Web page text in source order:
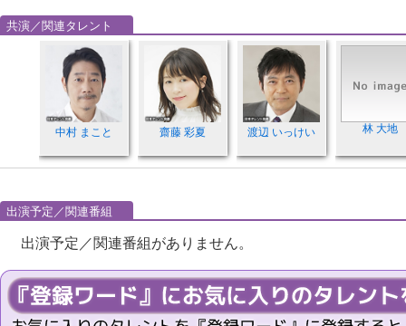
共演／関連タレント
中村 まこと 齋藤 彩夏 渡辺 いっけい 林 大地
出演予定／関連番組
出演予定／関連番組がありません。